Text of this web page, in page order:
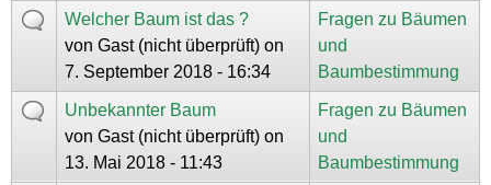
Welcher Baum ist das ?
von Gast (nicht überprüft) on
7. September 2018 - 16:34
Fragen zu Bäumen
und
Baumbestimmung
Unbekannter Baum
von Gast (nicht überprüft) on
13. Mai 2018 - 11:43
Fragen zu Bäumen
und
Baumbestimmung